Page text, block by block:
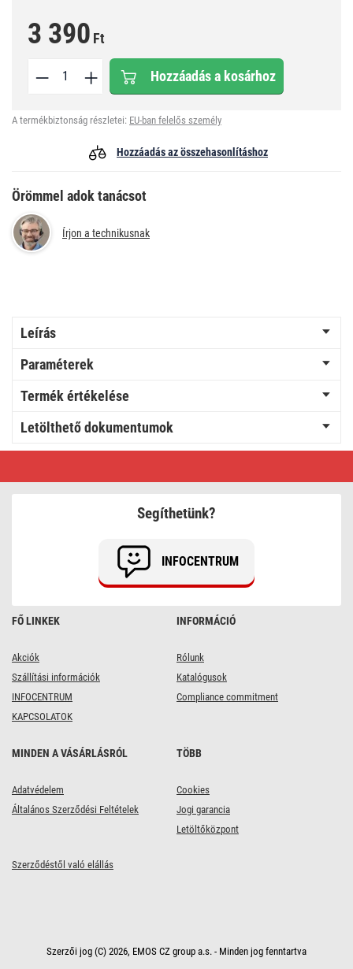
3 390 Ft
Hozzáadás a kosárhoz
A termékbiztonság részletei: EU-ban felelős személy
Hozzáadás az összehasonlításhoz
Örömmel adok tanácsot
Írjon a technikusnak
Leírás
Paraméterek
Termék értékelése
Letölthető dokumentumok
FŐ LINKEK
Akciók
Szállítási információk
INFOCENTRUM
KAPCSOLATOK
INFORMÁCIÓ
Rólunk
Katalógusok
Compliance commitment
MINDEN A VÁSÁRLÁSRÓL
Adatvédelem
Általános Szerződési Feltételek
TÖBB
Cookies
Jogi garancia
Letöltőközpont
Szerződéstől való elállás
Segíthetünk?
INFOCENTRUM
Szerzői jog (C) 2026, EMOS CZ group a.s. - Minden jog fenntartva